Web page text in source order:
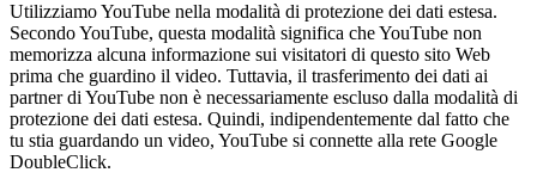
Utilizziamo YouTube nella modalità di protezione dei dati estesa.
Secondo YouTube, questa modalità significa che YouTube non
memorizza alcuna informazione sui visitatori di questo sito Web
prima che guardino il video. Tuttavia, il trasferimento dei dati ai
partner di YouTube non è necessariamente escluso dalla modalità di
protezione dei dati estesa. Quindi, indipendentemente dal fatto che
tu stia guardando un video, YouTube si connette alla rete Google
DoubleClick.